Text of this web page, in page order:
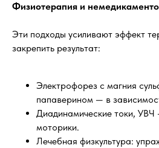
Физиотерапия и
Эти подходы усиливают эффект
закрепить результат:
Электрофорез с магния
папаверином — в
Диадинамические токи,
моторики.
Лечебная физкультура: